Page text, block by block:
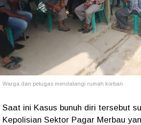
Warga dan petugas mendatangi rumah korban
Saat ini Kasus bunuh diri tersebut
Kepolisian Sektor Pagar Merbau